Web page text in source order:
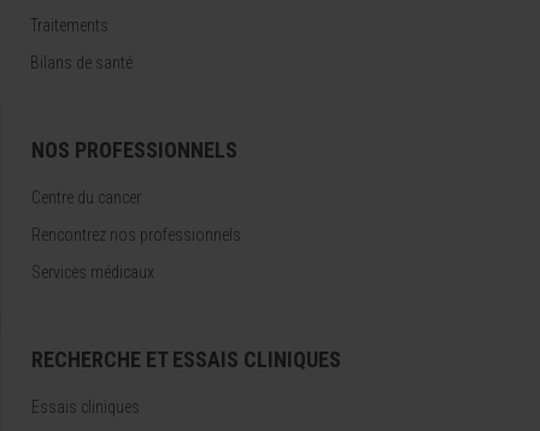
Traitements
Bilans de santé
NOS PROFESSIONNELS
Centre du cancer
Rencontrez nos professionnels
Services médicaux
RECHERCHE ET ESSAIS CLINIQUES
Essais cliniques